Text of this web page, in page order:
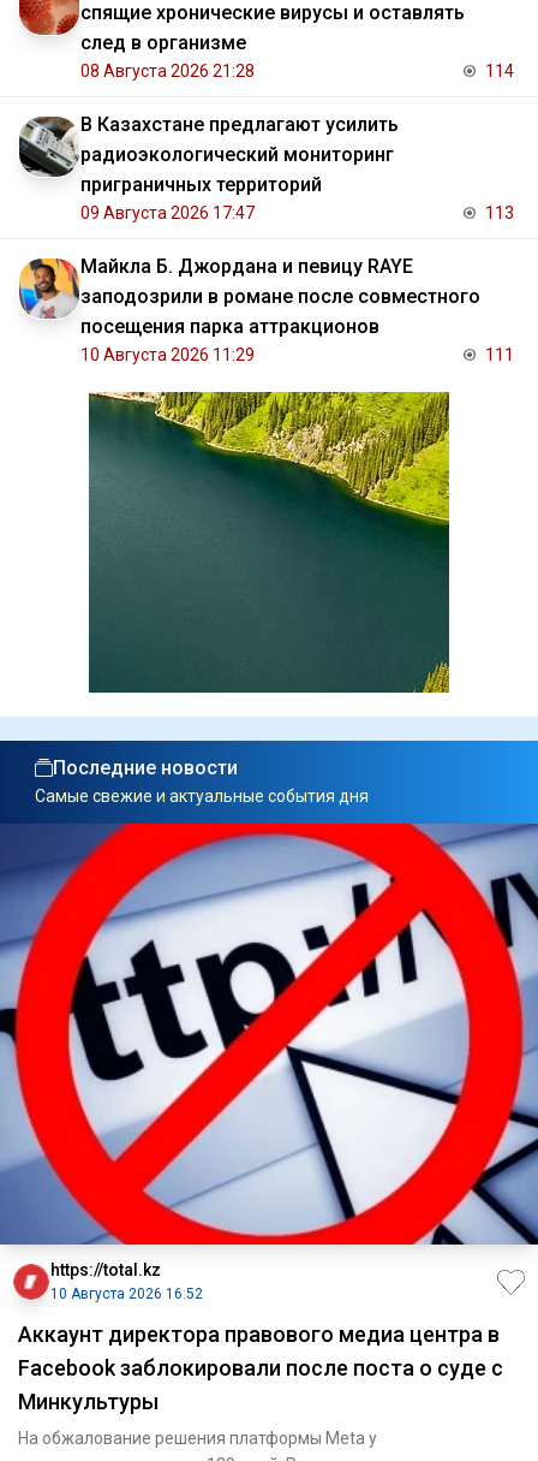
спящие хронические вирусы и оставлять
след в организме
08 Августа 2026 21:28 114
В Казахстане предлагают усилить
радиоэкологический мониторинг
приграничных территорий
09 Августа 2026 17:47 113
Майкла Б. Джордана и певицу RAYE
заподозрили в романе после совместного
посещения парка аттракционов
10 Августа 2026 11:29 111
Последние новости
Самые свежие и актуальные события дня
https://total.kz
10 Августа 2026 16:52
Аккаунт директора правового медиа центра в
Facebook заблокировали после поста о суде с
Минкультуры
На обжалование решения платформы Meta у